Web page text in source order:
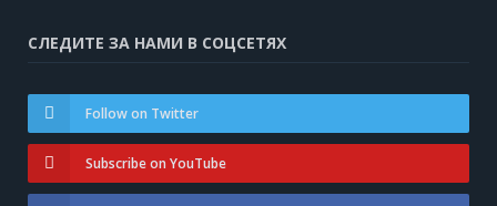
СЛЕДИТЕ ЗА НАМИ В СОЦСЕТЯХ
Follow on Twitter
Subscribe on YouTube